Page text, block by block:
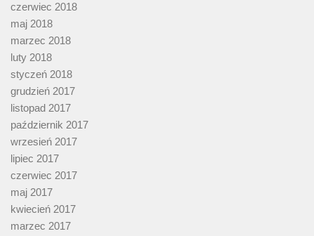
czerwiec 2018
maj 2018
marzec 2018
luty 2018
styczeń 2018
grudzień 2017
listopad 2017
październik 2017
wrzesień 2017
lipiec 2017
czerwiec 2017
maj 2017
kwiecień 2017
marzec 2017